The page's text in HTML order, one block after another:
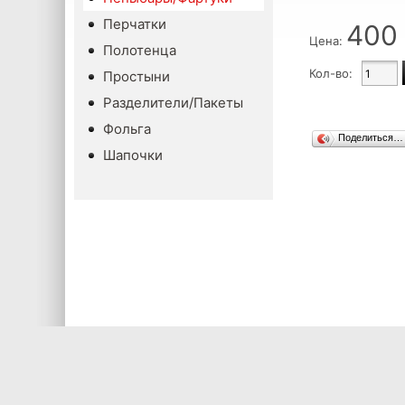
Перчатки
Полотенца
Простыни
Разделители/Пакеты
Фольга
Шапочки
Цена: 400
Кол-во:
Поделиться…